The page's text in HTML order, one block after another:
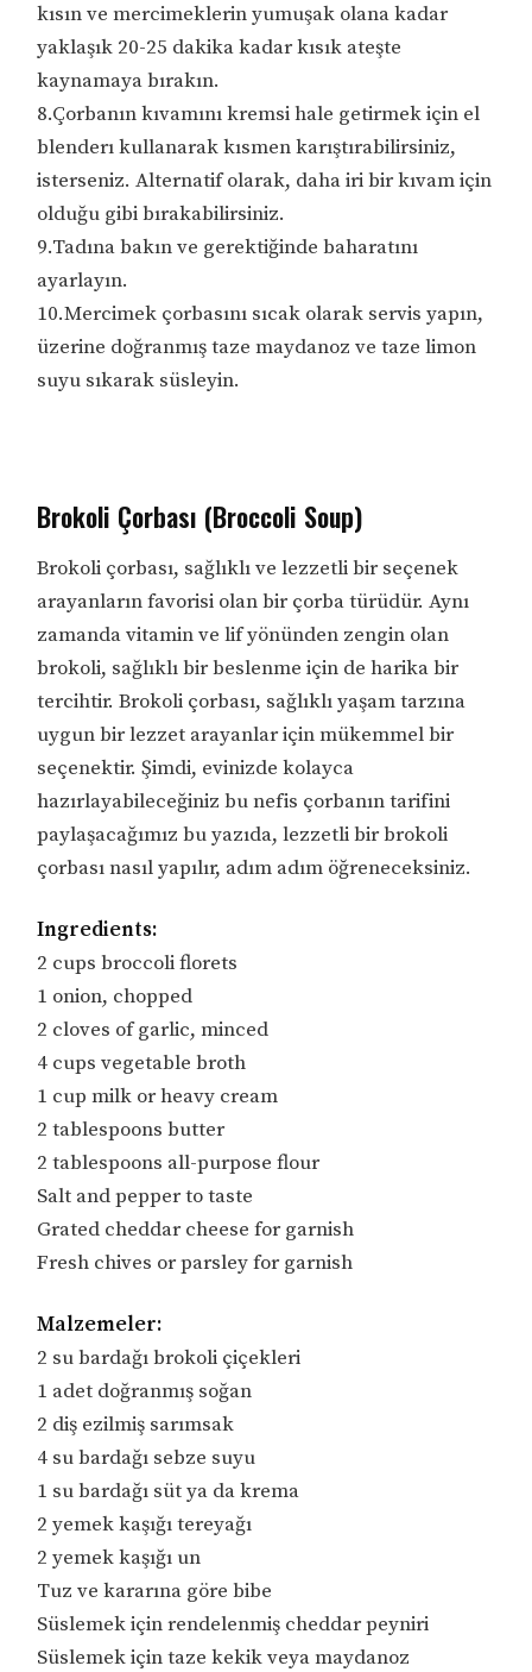
kısın ve mercimeklerin yumuşak olana kadar
yaklaşık 20-25 dakika kadar kısık ateşte
kaynamaya bırakın.
8.Çorbanın kıvamını kremsi hale getirmek için el
blenderı kullanarak kısmen karıştırabilirsiniz,
isterseniz. Alternatif olarak, daha iri bir kıvam için
olduğu gibi bırakabilirsiniz.
9.Tadına bakın ve gerektiğinde baharatını
ayarlayın.
10.Mercimek çorbasını sıcak olarak servis yapın,
üzerine doğranmış taze maydanoz ve taze limon
suyu sıkarak süsleyin.
Brokoli Çorbası (Broccoli Soup)
Brokoli çorbası, sağlıklı ve lezzetli bir seçenek
arayanların favorisi olan bir çorba türüdür. Aynı
zamanda vitamin ve lif yönünden zengin olan
brokoli, sağlıklı bir beslenme için de harika bir
tercihtir. Brokoli çorbası, sağlıklı yaşam tarzına
uygun bir lezzet arayanlar için mükemmel bir
seçenektir. Şimdi, evinizde kolayca
hazırlayabileceğiniz bu nefis çorbanın tarifini
paylaşacağımız bu yazıda, lezzetli bir brokoli
çorbası nasıl yapılır, adım adım öğreneceksiniz.
Ingredients:
2 cups broccoli florets
1 onion, chopped
2 cloves of garlic, minced
4 cups vegetable broth
1 cup milk or heavy cream
2 tablespoons butter
2 tablespoons all-purpose flour
Salt and pepper to taste
Grated cheddar cheese for garnish
Fresh chives or parsley for garnish
Malzemeler:
2 su bardağı brokoli çiçekleri
1 adet doğranmış soğan
2 diş ezilmiş sarımsak
4 su bardağı sebze suyu
1 su bardağı süt ya da krema
2 yemek kaşığı tereyağı
2 yemek kaşığı un
Tuz ve kararına göre bibe
Süslemek için rendelenmiş cheddar peyniri
Süslemek için taze kekik veya maydanoz